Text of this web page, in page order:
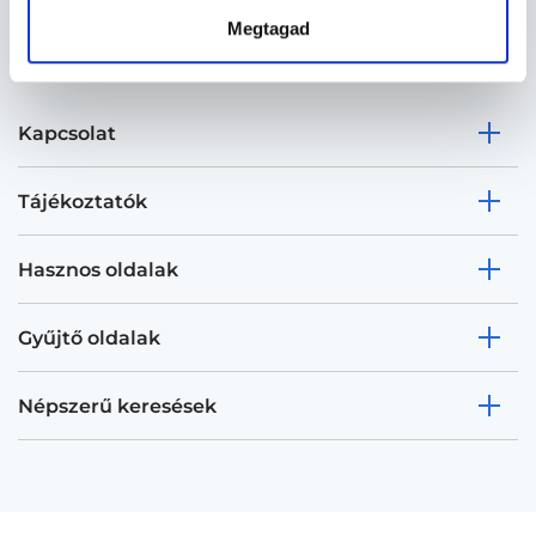
Megtagad
Kapcsolat
Tájékoztatók
Hasznos oldalak
Gyűjtő oldalak
Népszerű keresések